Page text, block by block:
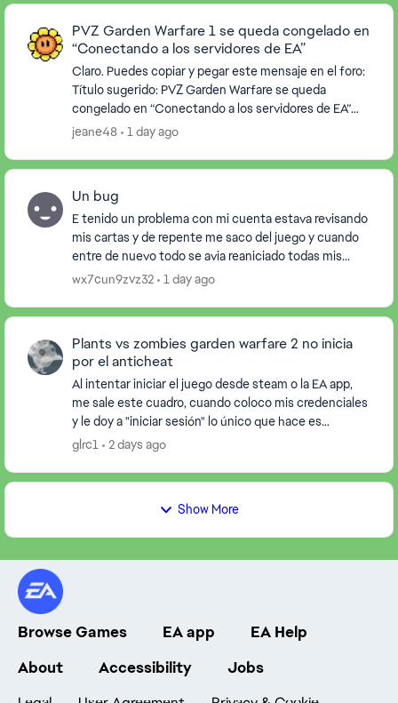
PVZ Garden Warfare 1 se queda congelado en
“Conectando a los servidores de EA”
Claro. Puedes copiar y pegar este mensaje en el foro:
Título sugerido: PVZ Garden Warfare se queda
congelado en “Conectando a los servidores de EA”
Buenas tardes. Estamos teniendo un problema con...
jeane48 1 day ago
Un bug
E tenido un problema con mi cuenta estava revisando
mis cartas y de repente me saco del juego y cuando
entre de nuevo todo se avia reaniciado todas mis
cartas y heroes avian desaparecido. Alguin podr...
wx7cun9zvz32 1 day ago
Plants vs zombies garden warfare 2 no inicia
por el anticheat
Al intentar iniciar el juego desde steam o la EA app,
me sale este cuadro, cuando coloco mis credenciales
y le doy a "iniciar sesión" lo único que hace es
cerrarme el juego y abrirme una ventana en l...
glrc1 2 days ago
Show More
Browse Games EA app
EA Help
About
Accessibility Jobs